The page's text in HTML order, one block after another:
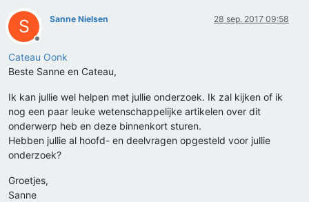
S
Offline
Sanne Nielsen 28 sep. 2017 09:58
Cateau Oonk
Beste Sanne en Cateau,
Ik kan jullie wel helpen met jullie onderzoek. Ik zal kijken of ik
nog een paar leuke wetenschappelijke artikelen over dit
onderwerp heb en deze binnenkort sturen.
Hebben jullie al hoofd- en deelvragen opgesteld voor jullie
onderzoek?
Groetjes,
Sanne